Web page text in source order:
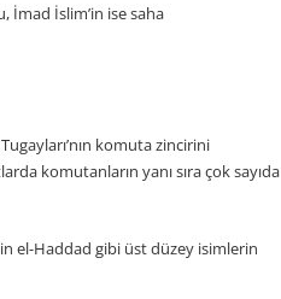
İmad İslim’in ise saha
komuta zincirini
komutanların yanı sıra çok sayıda
el-Haddad gibi üst düzey isimlerin